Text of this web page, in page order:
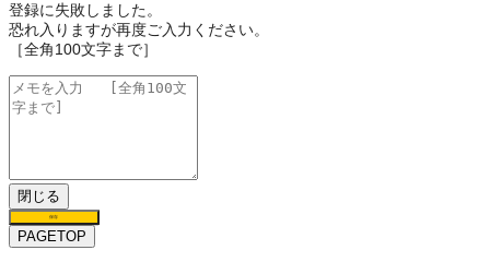
登録に失敗しました。
恐れ入りますが再度ご入力ください。
［全角100文字まで］
閉じる
保存
PAGETOP